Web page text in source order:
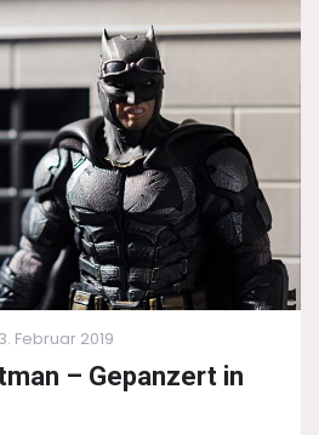
Posted
3. Februar 2019
– Gepanzert in